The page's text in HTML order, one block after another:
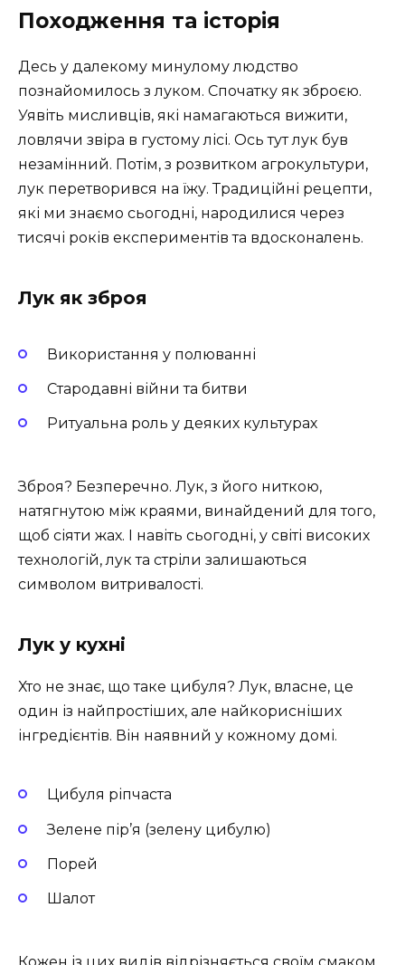
Походження та історія
Десь у далекому минулому людство
познайомилось з луком. Спочатку як зброєю.
Уявіть мисливців, які намагаються вижити,
ловлячи звіра в густому лісі. Ось тут лук був
незамінний. Потім, з розвитком агрокультури,
лук перетворився на їжу. Традиційні рецепти,
які ми знаємо сьогодні, народилися через
тисячі років експериментів та вдосконалень.
Лук як зброя
Використання у полюванні
Стародавні війни та битви
Ритуальна роль у деяких культурах
Зброя? Безперечно. Лук, з його ниткою,
натягнутою між краями, винайдений для того,
щоб сіяти жах. І навіть сьогодні, у світі високих
технологій, лук та стріли залишаються
символом витривалості.
Лук у кухні
Хто не знає, що таке цибуля? Лук, власне, це
один із найпростіших, але найкорисніших
інгредієнтів. Він наявний у кожному домі.
Цибуля ріпчаста
Зелене пір’я (зелену цибулю)
Порей
Шалот